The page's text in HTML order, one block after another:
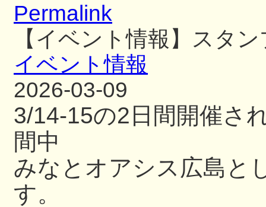
Permalink
【イベント情報】スタ
イベント情報
2026-03-09
3/14-15の2日間開催さ
間中
みなとオアシス広島と
す。